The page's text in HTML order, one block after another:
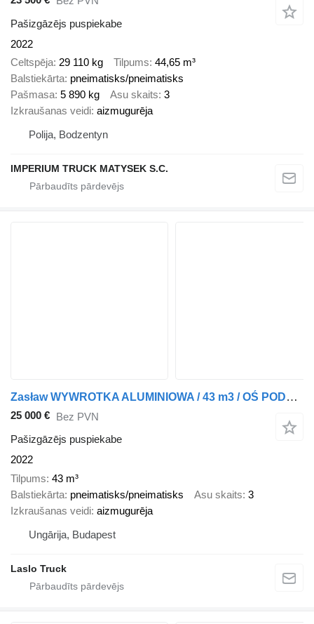
Pašizgāzējs puspiekabe
2022
Celtspēja 29 110 kg Tilpums 44,65 m³
Balstiekārta pneimatisks/pneimatisks
Pašmasa 5 890 kg Asu skaits 3
Izkraušanas veidi aizmugurēja
Polija, Bodzentyn
IMPERIUM TRUCK MATYSEK S.C.
Zasław WYWROTKA ALUMINIOWA / 43 m3 / OŚ PODNOSZONA / OSIE SAF
25 000 € Bez PVN
Pašizgāzējs puspiekabe
2022
Tilpums 43 m³
Balstiekārta pneimatisks/pneimatisks Asu skaits 3
Izkraušanas veidi aizmugurēja
Ungārija, Budapest
Laslo Truck